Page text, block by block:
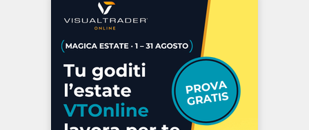
P.IVA 02 452 460 401
Chi siamo
Commenti e segnalazioni
Contattaci